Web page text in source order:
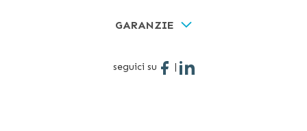
GARANZIE
seguici su |